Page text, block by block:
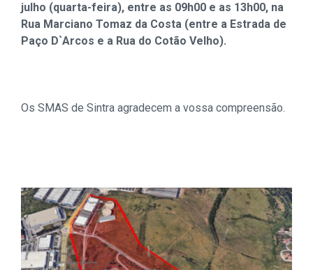
julho (quarta-feira), entre as 09h00 e as 13h00, na
Rua Marciano Tomaz da Costa (entre a Estrada de
Paço D`Arcos e a Rua do Cotão Velho).
Os SMAS de Sintra agradecem a vossa compreensão.